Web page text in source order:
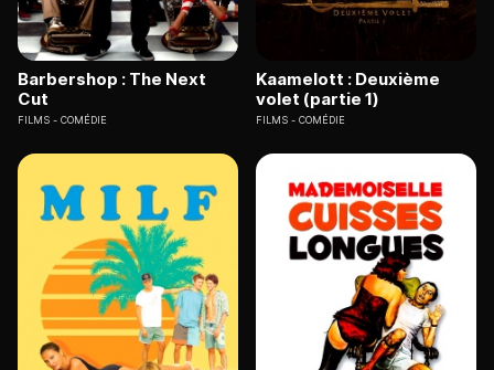
Barbershop : The Next
Cut
FILMS COMÉDIE
Kaamelott : Deuxième
volet (partie 1)
FILMS COMÉDIE